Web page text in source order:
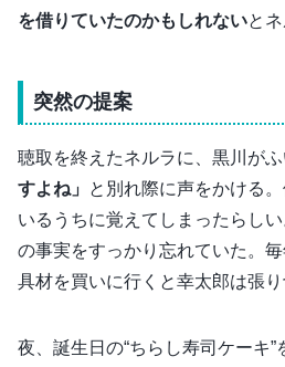
を借りていたのかもしれないと
突然の提案
聴取を終えたネルラに、黒川がふ
すよね」 と別れ際に声をかける
いるうちに覚えてしまったらし
の事実をすっかり忘れていた。毎
具材を買いに行くと幸太郎は張り
夜、誕生日の“ちらし寿司ケーキ